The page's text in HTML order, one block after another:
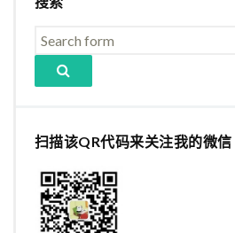
扫描该QR代码来关注我的微信